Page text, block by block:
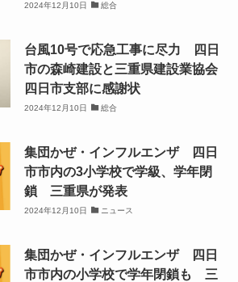
2024年12月10日 総合
台風10号で応急工事に尽力 四日
市の森崎建設と三重県建設業協会
四日市支部に感謝状
2024年12月10日 総合
集団かぜ・インフルエンザ 四日
市市内の3小学校で学級、学年閉
鎖 三重県が発表
2024年12月10日 ニュース
集団かぜ・インフルエンザ 四日
市市内の小学校で学年閉鎖も 三